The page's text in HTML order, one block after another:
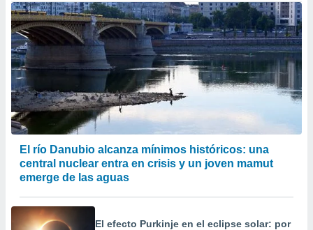
El río Danubio alcanza mínimos históricos: una
central nuclear entra en crisis y un joven mamut
emerge de las aguas
El efecto Purkinje en el eclipse solar: por